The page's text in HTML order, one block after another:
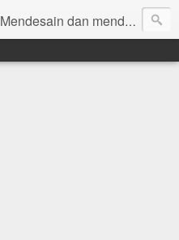
Mendesain dan mendesain ulang SERAGAM KERJA 2018 www.rumahjahit.com